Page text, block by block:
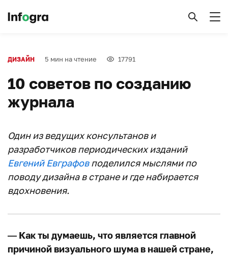
ДИЗАЙН 5 мин на чтение 17791
10 советов по созданию
журнала
Один из ведущих консультанов и
разработчиков периодических изданий
Евгений Евграфовподелился мыслями по
поводу дизайна в стране и где набирается
вдохновения.
— Как ты думаешь, что является главной
причиной визуального шума в нашей стране,